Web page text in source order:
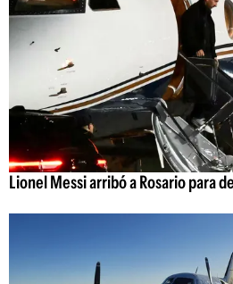
Lionel Messi arribó a Rosario para